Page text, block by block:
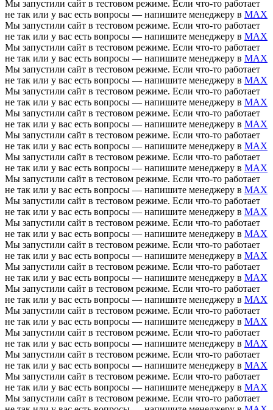
Мы запустили сайт в тестовом режиме. Если что-то работает
не так или у вас есть вопросы — напишите менеджеру в MAX
Мы запустили сайт в тестовом режиме. Если что-то работает
не так или у вас есть вопросы — напишите менеджеру в MAX
Мы запустили сайт в тестовом режиме. Если что-то работает
не так или у вас есть вопросы — напишите менеджеру в MAX
Мы запустили сайт в тестовом режиме. Если что-то работает
не так или у вас есть вопросы — напишите менеджеру в MAX
Мы запустили сайт в тестовом режиме. Если что-то работает
не так или у вас есть вопросы — напишите менеджеру в MAX
Мы запустили сайт в тестовом режиме. Если что-то работает
не так или у вас есть вопросы — напишите менеджеру в MAX
Мы запустили сайт в тестовом режиме. Если что-то работает
не так или у вас есть вопросы — напишите менеджеру в MAX
Мы запустили сайт в тестовом режиме. Если что-то работает
не так или у вас есть вопросы — напишите менеджеру в MAX
Мы запустили сайт в тестовом режиме. Если что-то работает
не так или у вас есть вопросы — напишите менеджеру в MAX
Мы запустили сайт в тестовом режиме. Если что-то работает
не так или у вас есть вопросы — напишите менеджеру в MAX
Мы запустили сайт в тестовом режиме. Если что-то работает
не так или у вас есть вопросы — напишите менеджеру в MAX
Мы запустили сайт в тестовом режиме. Если что-то работает
не так или у вас есть вопросы — напишите менеджеру в MAX
Мы запустили сайт в тестовом режиме. Если что-то работает
не так или у вас есть вопросы — напишите менеджеру в MAX
Мы запустили сайт в тестовом режиме. Если что-то работает
не так или у вас есть вопросы — напишите менеджеру в MAX
Мы запустили сайт в тестовом режиме. Если что-то работает
не так или у вас есть вопросы — напишите менеджеру в MAX
Мы запустили сайт в тестовом режиме. Если что-то работает
не так или у вас есть вопросы — напишите менеджеру в MAX
Мы запустили сайт в тестовом режиме. Если что-то работает
не так или у вас есть вопросы — напишите менеджеру в MAX
Мы запустили сайт в тестовом режиме. Если что-то работает
не так или у вас есть вопросы — напишите менеджеру в MAX
Мы запустили сайт в тестовом режиме. Если что-то работает